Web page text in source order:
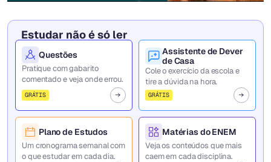
Estudar não é só ler
Questões
Pratique com gabarito
comentado e veja onde errou.
GRÁTIS
Assistente de Dever
de Casa
Cole o exercício da escola e
tire a dúvida na hora.
GRÁTIS
Plano de Estudos
Um cronograma semanal com
o que estudar em cada dia.
Matérias do ENEM
Veja os conteúdos que mais
caem em cada disciplina.